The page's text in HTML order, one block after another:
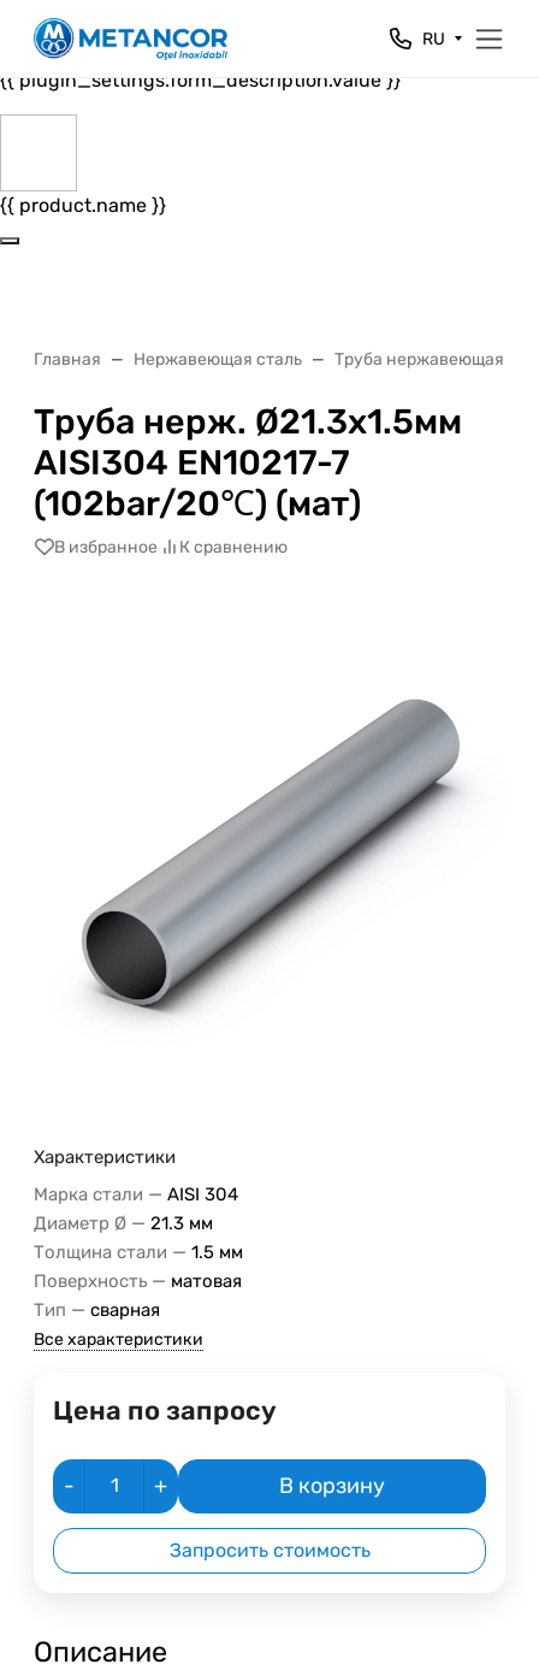
Close
{{ plugin_settings.form_header.value }}
{{ plugin_settings.form_description.value }}
{{ product.name }}
RU
Главная Нержавеющая сталь Труба нержавеющая
Труба нерж. Ø21.3х1.5мм
AISI304 EN10217-7
(102bar/20℃) (мат)
В избранное К сравнению
Характеристики
Марка стали — AISI 304
Диаметр Ø — 21.3 мм
Толщина стали — 1.5 мм
Поверхность — матовая
Тип — сварная
Все характеристики
Цена по запросу
- + В корзину
Запросить стоимость
Описание